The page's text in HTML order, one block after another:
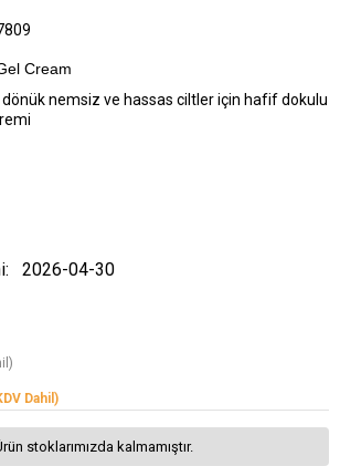
Cream
nemsiz ve hassas ciltler için hafif dokulu
Dahil)
2026-04-30
stoklarımızda kalmamıştır.